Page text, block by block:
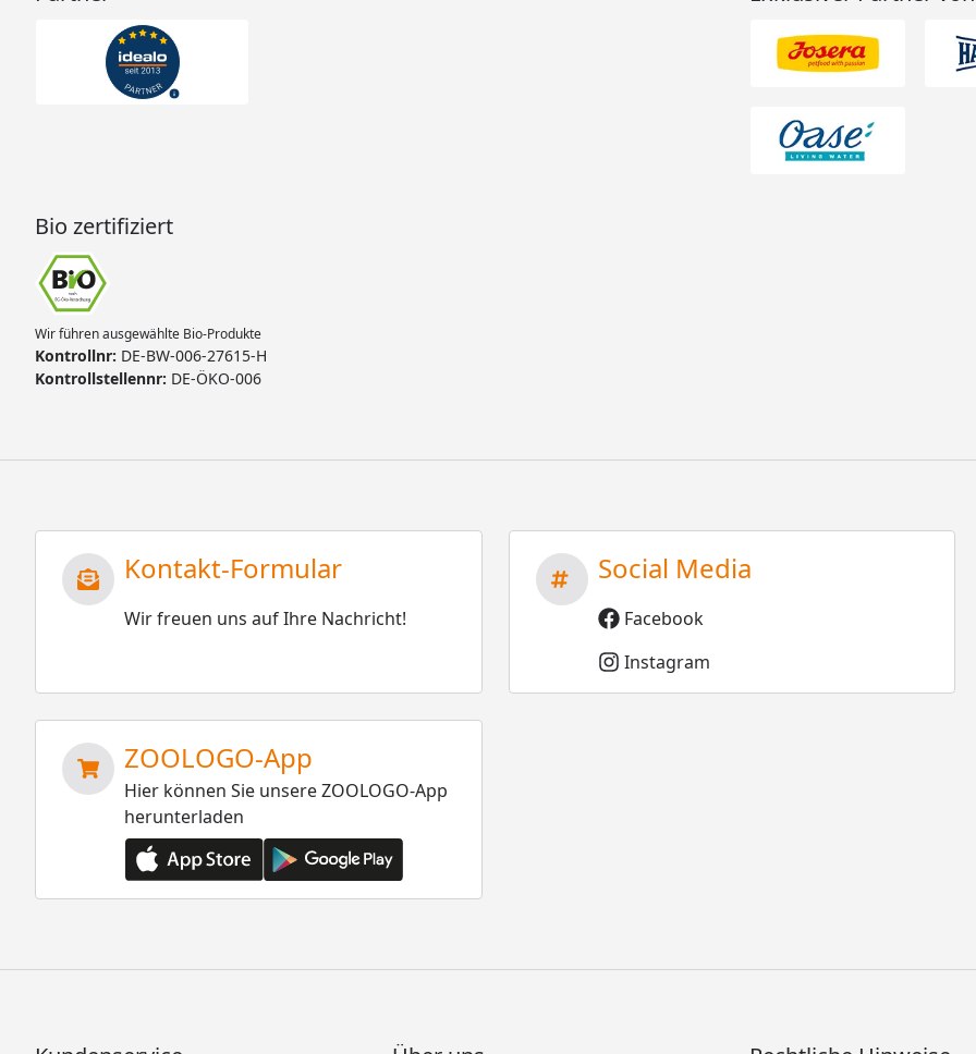
Bio zertifiziert
Wir führen ausgewählte Bio-Produkte
Kontrollnr: DE-BW-006-27615-H
Kontrollstellennr: DE-ÖKO-006
Kontakt-Formular
Wir freuen uns auf Ihre Nachricht!
Social Media
Facebook
Instagram
ZOOLOGO-App
Hier können Sie unsere ZOOLOGO-App
herunterladen